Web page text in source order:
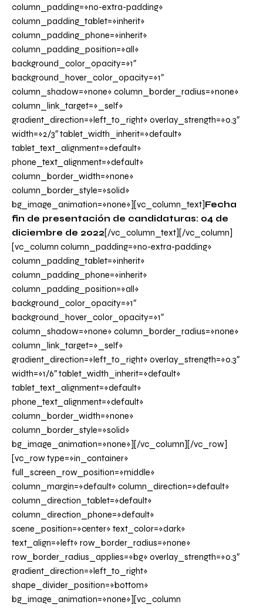
column_padding=»no-extra-padding»
column_padding_tablet=»inherit»
column_padding_phone=»inherit»
column_padding_position=»all»
background_color_opacity=»1″
background_hover_color_opacity=»1″
column_shadow=»none» column_border_radius=»none»
column_link_target=»_self»
gradient_direction=»left_to_right» overlay_strength=»0.3″
width=»2/3″ tablet_width_inherit=»default»
tablet_text_alignment=»default»
phone_text_alignment=»default»
column_border_width=»none»
column_border_style=»solid»
bg_image_animation=»none»][vc_column_text]Fecha
fin de presentación de candidaturas: 04 de
diciembre de 2022[/vc_column_text][/vc_column]
[vc_column column_padding=»no-extra-padding»
column_padding_tablet=»inherit»
column_padding_phone=»inherit»
column_padding_position=»all»
background_color_opacity=»1″
background_hover_color_opacity=»1″
column_shadow=»none» column_border_radius=»none»
column_link_target=»_self»
gradient_direction=»left_to_right» overlay_strength=»0.3″
width=»1/6″ tablet_width_inherit=»default»
tablet_text_alignment=»default»
phone_text_alignment=»default»
column_border_width=»none»
column_border_style=»solid»
bg_image_animation=»none»][/vc_column][/vc_row]
[vc_row type=»in_container»
full_screen_row_position=»middle»
column_margin=»default» column_direction=»default»
column_direction_tablet=»default»
column_direction_phone=»default»
scene_position=»center» text_color=»dark»
text_align=»left» row_border_radius=»none»
row_border_radius_applies=»bg» overlay_strength=»0.3″
gradient_direction=»left_to_right»
shape_divider_position=»bottom»
bg_image_animation=»none»][vc_column